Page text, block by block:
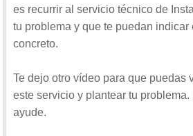
Para estar al día, recuerda
de YouTube!
Como puedes ver ambos vídeos tienen varios
Para estar al día, recuerda
es recurrir al servicio técnico de
tu problema y que te puedan indicar
concreto.
Te dejo otro vídeo para que puedas
este servicio y plantear tu
ayude.